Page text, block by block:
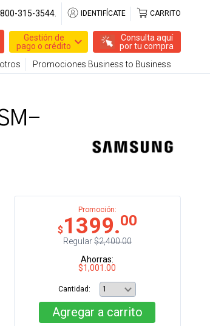
315-3544. IDENTIFÍCATE CARRITO
Gestión de
pago o crédito
Consulta aquí
por tu compra
Promociones Business to Business
Promoción:
$1399.00
Regular$2,400.00
Ahorras:
$1,001.00
Cantidad:
Agregar a carrito